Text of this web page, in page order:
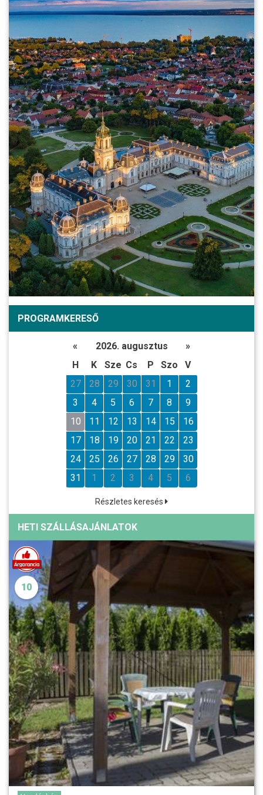
PROGRAMKERESŐ
« 2026. augusztus
»
H
K Sze Cs P Szo
V
27
28 29 30 31 1
2
3
4 5 6 7 8
9
10
11 12 13 14 15
16
17
18 19 20 21 22
23
24
25 26 27 28 29
30
31
1 2 3 4 5 6
Részletes keresés
HETI SZÁLLÁSAJÁNLATOK
10